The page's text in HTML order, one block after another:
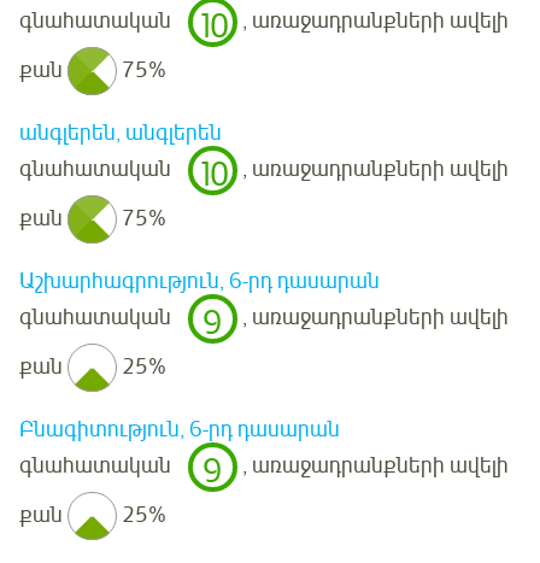
գնահատական
10 , առաջադրանքների ավելի
քան
75%
անգլերեն, անգլերեն
գնահատական
10 , առաջադրանքների ավելի
քան
75%
Աշխարհագրություն, 6-րդ դասարան
գնահատական
9
, առաջադրանքների ավելի
քան
25%
Բնագիտություն, 6-րդ դասարան
գնահատական
9
, առաջադրանքների ավելի
քան
25%